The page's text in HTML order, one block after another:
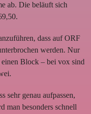
ab. Die beläuft sich
dass auf ORF
werden. Nur
Block – bei vox sind
sehr genau aufpassen,
man besonders schnell